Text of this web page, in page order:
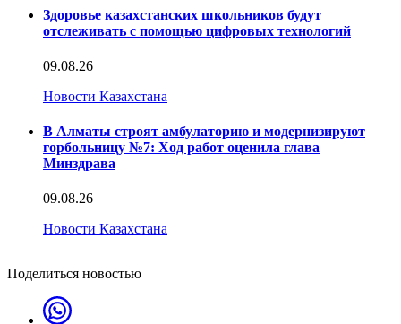
Здоровье казахстанских школьников будут
отслеживать с помощью цифровых технологий
09.08.26
Новости Казахстана
В Алматы строят амбулаторию и модернизируют
горбольницу №7: Ход работ оценила глава
Минздрава
09.08.26
Новости Казахстана
Поделиться новостью